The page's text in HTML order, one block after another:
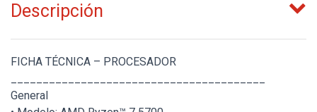
Descripción
FICHA TÉCNICA – PROCESADOR
General